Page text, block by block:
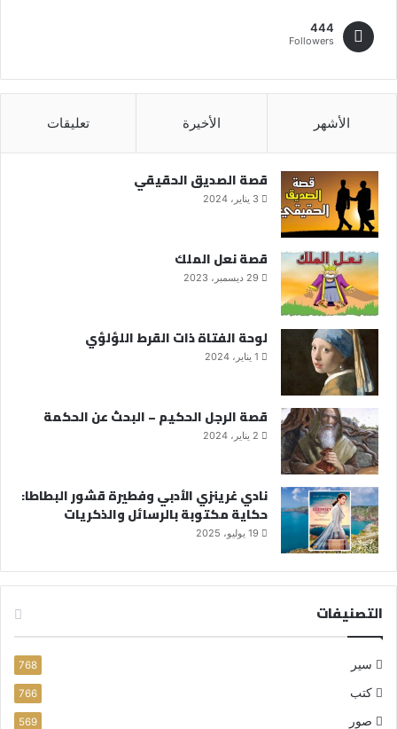
444
Followers
الأشهر الأخيرة تعليقات
قصة الصديق الحقيقي
3 يناير، 2024
قصة نعل الملك
29 ديسمبر، 2023
لوحة الفتاة ذات القرط اللؤلؤي
1 يناير، 2024
قصة الرجل الحكيم – البحث عن الحكمة
2 يناير، 2024
نادي غرينزي الأدبي وفطيرة قشور البطاطا:
حكاية مكتوبة بالرسائل والذكريات
19 يوليو، 2025
التصنيفات
سير 768
كتب 766
صور 569